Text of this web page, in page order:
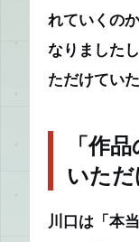
れていくの
なりました
ただけてい
「作
いただ
川口は「本